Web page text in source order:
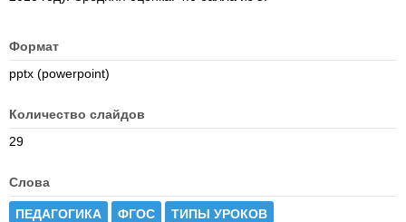
Формат
pptx (powerpoint)
Количество слайдов
29
Слова
ПЕДАГОГИКА ФГОС ТИПЫ УРОКОВ